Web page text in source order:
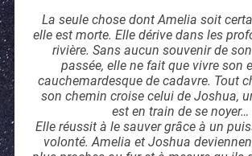
La seule chose dont Amelia soit
elle est morte. Elle dérive dans les
rivière. Sans aucun souvenir de
passée, elle ne fait que vivre son
cauchemardesque de cadavre. Tout
son chemin croise celui de Joshua,
est en train de se noyer…
Elle réussit à le sauver grâce à un
volonté. Amelia et Joshua